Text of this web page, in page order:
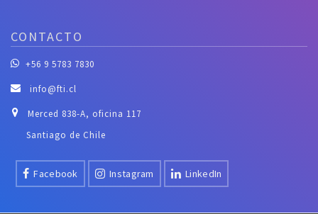
CONTACTO
+56 9 5783 7830
info@fti.cl
Merced 838-A, oficina 117
Santiago de Chile
Facebook Instagram LinkedIn